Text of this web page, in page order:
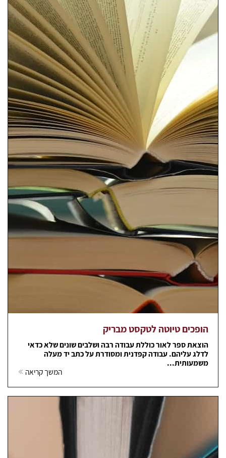
הופכים טיוטה לטקסט מבריק
הוצאת ספר לאור כוללת עבודה רבה ושלבים שונים שלא כדאי
לדלג עליהם. עבודה קפדנית ומסודרת על כתב יד מעלה
משמעותית...
המשך קריאה